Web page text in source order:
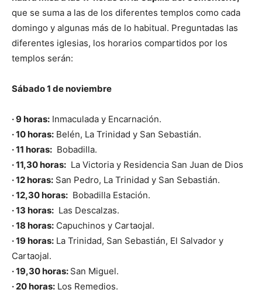
que se suma a las de los diferentes templos como cada
domingo y algunas más de lo habitual. Preguntadas las
diferentes iglesias, los horarios compartidos por los
templos serán:
Sábado 1 de noviembre
· 9 horas: Inmaculada y Encarnación.
· 10 horas: Belén, La Trinidad y San Sebastián.
· 11 horas: Bobadilla.
· 11,30 horas: La Victoria y Residencia San Juan de Dios
· 12 horas: San Pedro, La Trinidad y San Sebastián.
· 12,30 horas: Bobadilla Estación.
· 13 horas: Las Descalzas.
· 18 horas: Capuchinos y Cartaojal.
· 19 horas: La Trinidad, San Sebastián, El Salvador y
Cartaojal.
· 19,30 horas: San Miguel.
· 20 horas: Los Remedios.